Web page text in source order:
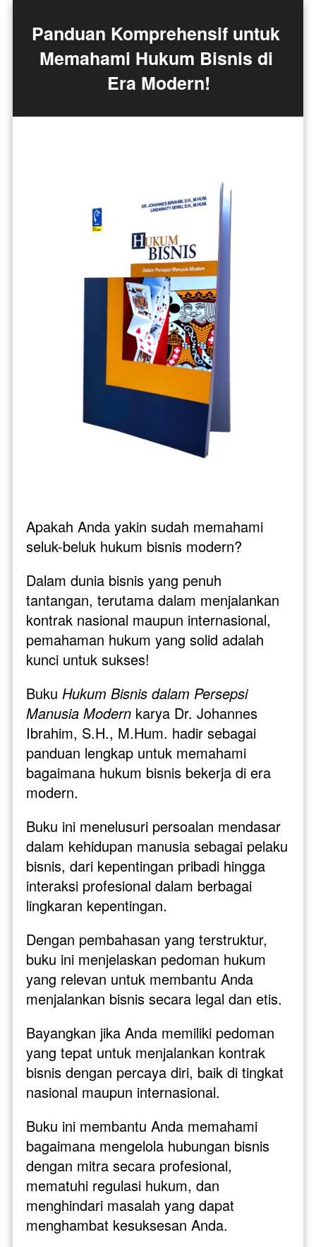
Panduan Komprehensif untuk
Memahami Hukum Bisnis di
Era Modern!
Apakah Anda yakin sudah memahami
seluk-beluk hukum bisnis modern?
Dalam dunia bisnis yang penuh
tantangan, terutama dalam menjalankan
kontrak nasional maupun internasional,
pemahaman hukum yang solid adalah
kunci untuk sukses!
Buku Hukum Bisnis dalam Persepsi
Manusia Modern karya Dr. Johannes
Ibrahim, S.H., M.Hum. hadir sebagai
panduan lengkap untuk memahami
bagaimana hukum bisnis bekerja di era
modern.
Buku ini menelusuri persoalan mendasar
dalam kehidupan manusia sebagai pelaku
bisnis, dari kepentingan pribadi hingga
interaksi profesional dalam berbagai
lingkaran kepentingan.
Dengan pembahasan yang terstruktur,
buku ini menjelaskan pedoman hukum
yang relevan untuk membantu Anda
menjalankan bisnis secara legal dan etis.
Bayangkan jika Anda memiliki pedoman
yang tepat untuk menjalankan kontrak
bisnis dengan percaya diri, baik di tingkat
nasional maupun internasional.
Buku ini membantu Anda memahami
bagaimana mengelola hubungan bisnis
dengan mitra secara profesional,
mematuhi regulasi hukum, dan
menghindari masalah yang dapat
menghambat kesuksesan Anda.